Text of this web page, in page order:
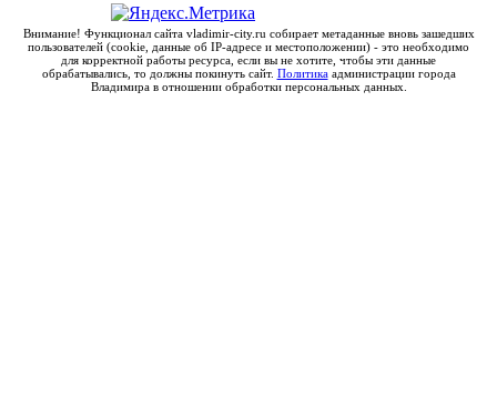
Внимание! Функционал сайта vladimir-city.ru собирает метаданные вновь зашедших
пользователей (cookie, данные об IP-адресе и местоположении) - это необходимо
для корректной работы ресурса, если вы не хотите, чтобы эти данные
обрабатывались, то должны покинуть сайт. Политикаадминистрации города
Владимира в отношении обработки персональных данных.